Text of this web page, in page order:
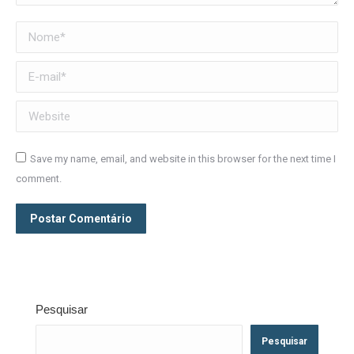
Nome *
E-mail *
Website
Save my name, email, and website in this browser for the next time I
comment.
Postar Comentário
Pesquisar
Pesquisar